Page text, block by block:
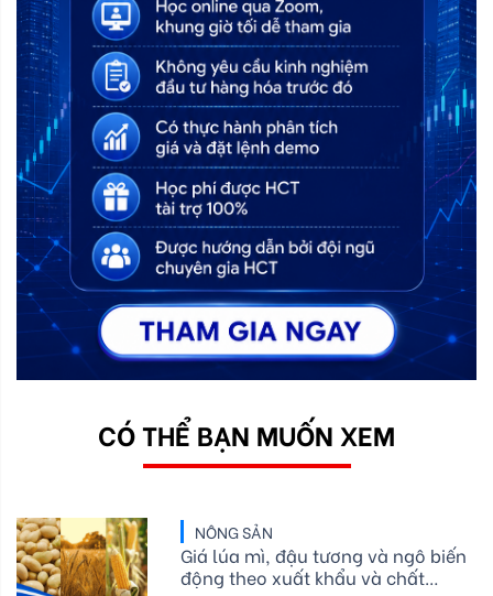
CÓ THỂ BẠN MUỐN XEM
NÔNG SẢN
Giá lúa mì, đậu tương và ngô biến
động theo xuất khẩu và chất